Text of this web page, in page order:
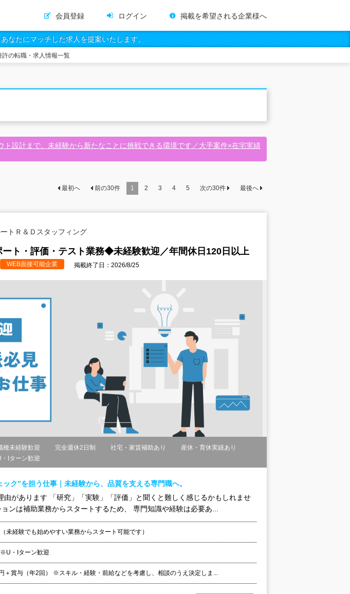
会員登録 ログイン 掲載を希望される企業様へ
なたにマッチした求人を提案いたします。
許の転職・求人情報一覧
ト設計まで。未経験から新たなことに挑戦できる環境です／大手案件×在宅実績
最初へ 前の30件 1 2 3 4 5 次の30件 最後へ
トＲ＆Ｄスタッフィング
ト・評価・テスト業務◆未経験歓迎／年間休日120日以上
WEB面接可能企業 掲載終了日：2026/8/25
種未経験歓迎 完全週休2日制 社宅・家賃補助あり
産休・育休実績あり
・Iターン歓迎
ク”を担う仕事｜未経験から、品質を支える専門職へ。
由があります 「研究」「実験」「評価」と聞くと難しく感じるかもしれませ
ンは補助業務からスタートするため、 専門知識や経験は必要あ...
未経験でも始めやすい業務からスタート可能です）
・Iターン歓迎
＋賞与（年2回） ※スキル・経験・前給などを考慮し、相談のうえ決定しま...